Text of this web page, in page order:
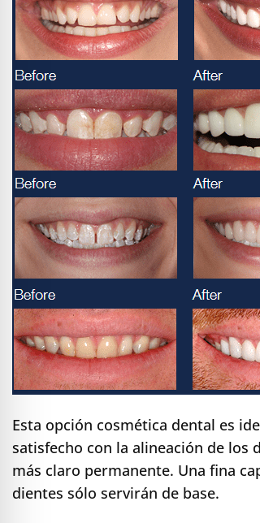
Esta opción cosmética dental es
satisfecho con la alineación de los
más claro permanente. Una fina
dientes sólo servirán de base.